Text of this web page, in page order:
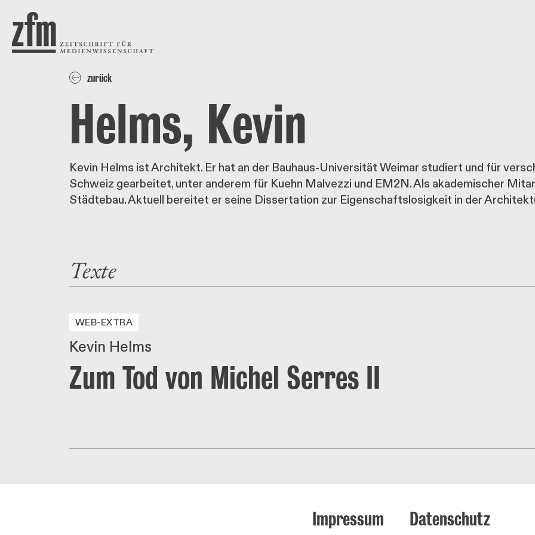
ZEITSCHRIFT FÜR
MEDIENWISSENSCHAFT
zurück
Helms, Kevin
Kevin Helms ist Architekt. Er hat an der Bauhaus-Universität Weimar studiert und für
Schweiz gearbeitet, unter anderem für Kuehn Malvezzi und EM2N. Als akademischer
Städtebau. Aktuell bereitet er seine Dissertation zur Eigenschaftslosigkeit in der
Texte
WEB-EXTRA
Kevin Helms
Zum Tod von Michel Serres II
Impressum Datenschutz